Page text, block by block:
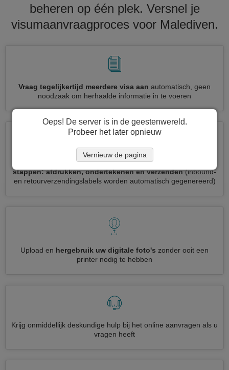
beheren op één plek. Versnel je
visumaanvraagproces voor Malediven.
Vraag tegelijkertijd meerdere visa aan automatisch, geen
noodzaak om herhaalde informatie in te voeren
Verminder uw Malediven visumaanvraag tot
stappen: afdrukken, ondertekenen en verzenden (inbound-
en retourverzendingslabels worden automatisch gegenereerd)
Upload en hergebruik uw digitale foto's zonder ooit een
printer nodig te hebben
Krijg onmiddellijk deskundige hulp bij het online aanvragen als u
vragen heeft
Oeps! De server is in de geestenwereld.
Probeer het later opnieuw
Vernieuw de pagina